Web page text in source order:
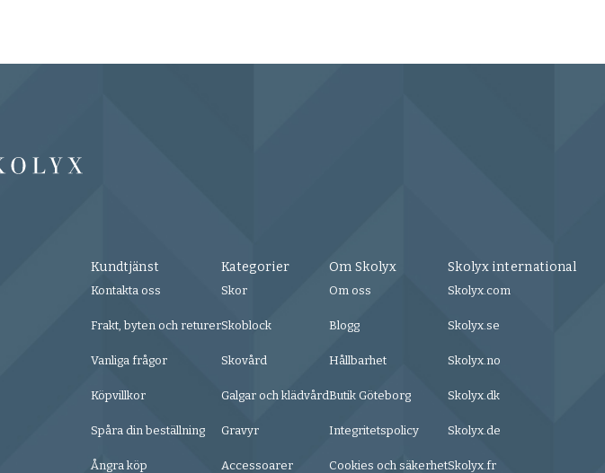
Kundtjänst
Kontakta oss
Frakt, byten och returer
Vanliga frågor
Köpvillkor
Spåra din beställning
Ångra köp
Kategorier
Skor
Skoblock
Skovård
Galgar och klädvård
Gravyr
Accessoarer
Om Skolyx
Om oss
Blogg
Hållbarhet
Butik Göteborg
Integritetspolicy
Cookies och säkerhet
Skolyx international
Skolyx.com
Skolyx.se
Skolyx.no
Skolyx.dk
Skolyx.de
Skolyx.fr